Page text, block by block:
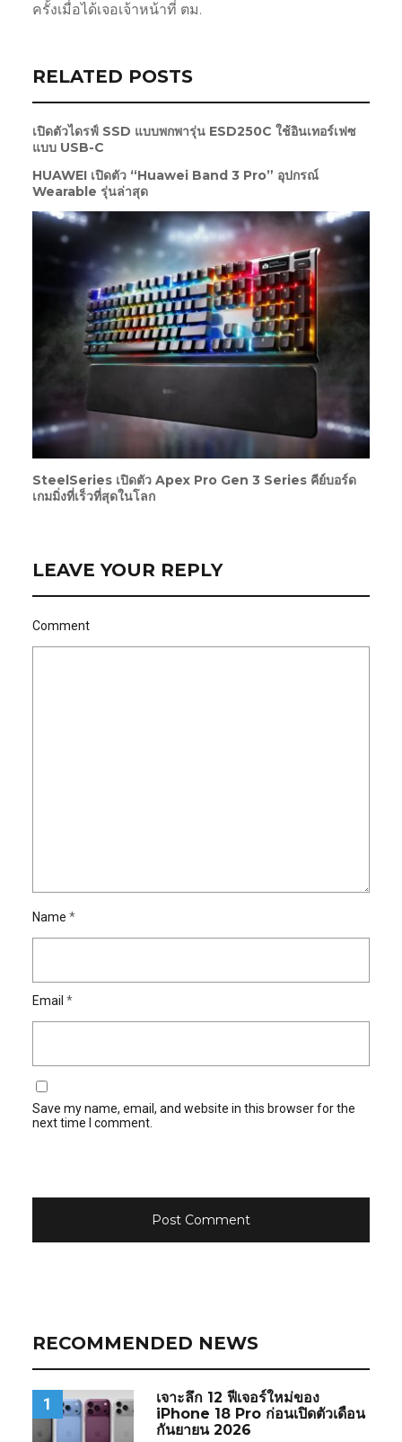
ครั้งเมื่อได้เจอเจ้าหน้าที่ ตม.
RELATED POSTS
เปิดตัวไดรฟ์ SSD แบบพกพารุ่น ESD250C ใช้อินเทอร์เฟซ
แบบ USB-C
HUAWEI เปิดตัว “Huawei Band 3 Pro” อุปกรณ์
Wearable รุ่นล่าสุด
SteelSeries เปิดตัว Apex Pro Gen 3 Series คีย์บอร์ด
เกมมิ่งที่เร็วที่สุดในโลก
LEAVE YOUR REPLY
Comment
Name *
Email *
Save my name, email, and website in this browser for the
next time I comment.
RECOMMENDED NEWS
1
เจาะลึก 12 ฟีเจอร์ใหม่ของ
iPhone 18 Pro ก่อนเปิดตัวเดือน
กันยายน 2026